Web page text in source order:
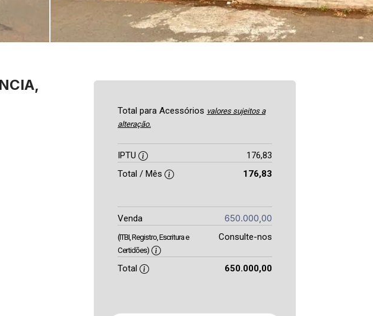
Total para Acessórios valores sujeitos a
alteração.
IPTU
176,83
Total / Mês
176,83
Venda 650.000,00
(ITBI, Registro, Escritura e
Certidões)
Consulte-nos
Total 650.000,00